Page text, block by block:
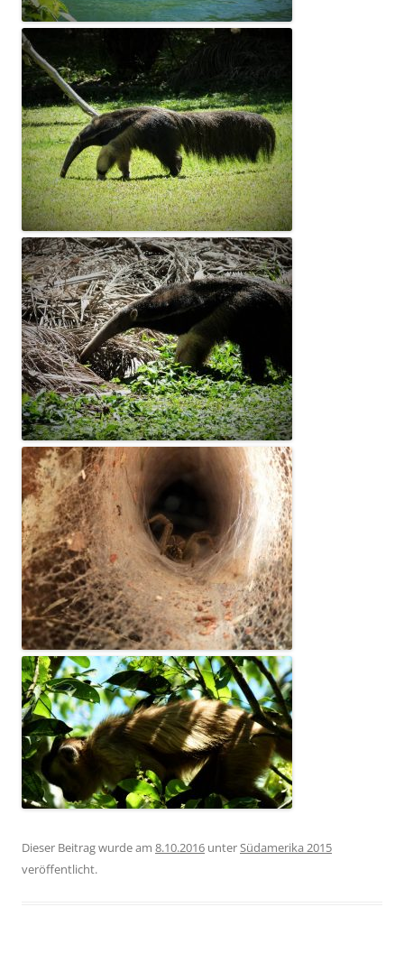
Dieser Beitrag wurde am 8.10.2016 unterSüdamerika 2015
veröffentlicht.